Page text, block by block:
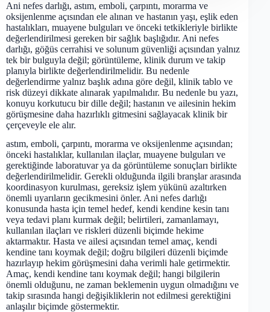
Ani nefes darlığı, astım, emboli, çarpıntı, morarma ve
oksijenlenme açısından ele alınan ve hastanın yaşı, eşlik eden
hastalıkları, muayene bulguları ve önceki tetkikleriyle birlikte
değerlendirilmesi gereken bir sağlık başlığıdır. Ani nefes
darlığı, göğüs cerrahisi ve solunum güvenliği açısından yalnız
tek bir bulguyla değil; görüntüleme, klinik durum ve takip
planıyla birlikte değerlendirilmelidir. Bu nedenle
değerlendirme yalnız başlık adına göre değil, klinik tablo ve
risk düzeyi dikkate alınarak yapılmalıdır. Bu nedenle bu yazı,
konuyu korkutucu bir dille değil; hastanın ve ailesinin hekim
görüşmesine daha hazırlıklı gitmesini sağlayacak klinik bir
çerçeveyle ele alır.
astım, emboli, çarpıntı, morarma ve oksijenlenme açısından;
önceki hastalıklar, kullanılan ilaçlar, muayene bulguları ve
gerektiğinde laboratuvar ya da görüntüleme sonuçları birlikte
değerlendirilmelidir. Gerekli olduğunda ilgili branşlar arasında
koordinasyon kurulması, gereksiz işlem yükünü azaltırken
önemli uyarıların gecikmesini önler. Ani nefes darlığı
konusunda hasta için temel hedef, kendi kendine kesin tanı
veya tedavi planı kurmak değil; belirtileri, zamanlamayı,
kullanılan ilaçları ve riskleri düzenli biçimde hekime
aktarmaktır. Hasta ve ailesi açısından temel amaç, kendi
kendine tanı koymak değil; doğru bilgileri düzenli biçimde
hazırlayıp hekim görüşmesini daha verimli hale getirmektir.
Amaç, kendi kendine tanı koymak değil; hangi bilgilerin
önemli olduğunu, ne zaman beklemenin uygun olmadığını ve
takip sırasında hangi değişikliklerin not edilmesi gerektiğini
anlaşılır biçimde göstermektir.